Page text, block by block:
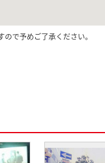
で予めご了承ください。